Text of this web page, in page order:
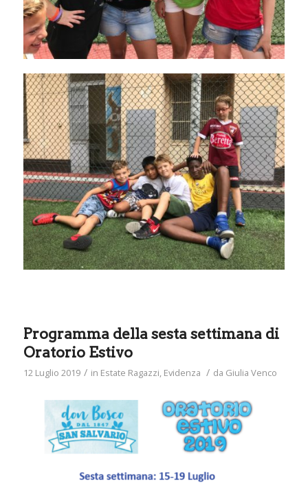
Programma della sesta settimana di
Oratorio Estivo
12 Luglio 2019 / in Estate Ragazzi, Evidenza / da Giulia Venco